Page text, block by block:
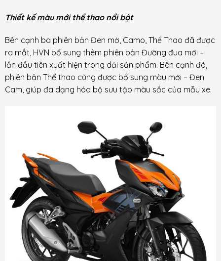
Thiết kế màu mới thể thao nổi bật
Bên cạnh ba phiên bản Đen mờ, Camo, Thể Thao đã được
ra mắt, HVN bổ sung thêm phiên bản Đường đua mới –
lần đầu tiên xuất hiện trong dải sản phẩm. Bên cạnh đó,
phiên bản Thể thao cũng được bổ sung màu mới – Đen
Cam, giúp đa dạng hóa bộ sưu tập màu sắc của mẫu xe.